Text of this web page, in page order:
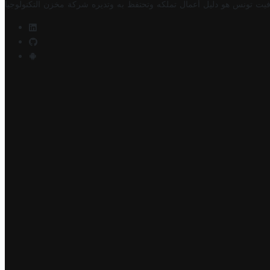
تونس هو دليل أعمال تملكه وتحتفظ به وتديره شركة مخزن التكنولوجيا